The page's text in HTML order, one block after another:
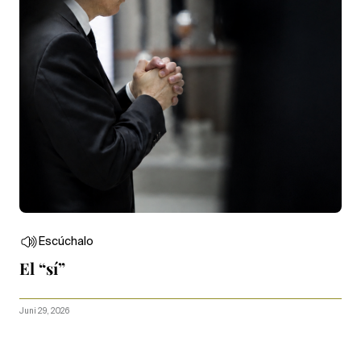
Escúchalo
El “sí”
Juni 29, 2026